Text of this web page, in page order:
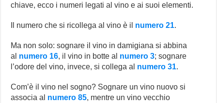
chiave, ecco i numeri legati al vino e ai suoi elementi.
Il numero che si ricollega al vino è il numero 21.
Ma non solo: sognare il vino in damigiana si abbina
al numero 16, il vino in botte al numero 3; sognare
l’odore del vino, invece, si collega al numero 31.
Com’è il vino nel sogno? Sognare un vino nuovo si
associa al numero 85, mentre un vino vecchio